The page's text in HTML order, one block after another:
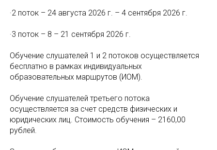
·2 поток – 24 августа 2026 г. – 4 сентября 2026 г.
·3 поток – 8 – 21 сентября 2026 г.
Обучение слушателей 1 и 2 потоков осуществляется
бесплатно в рамках индивидуальных
образовательных маршрутов (ИОМ).
Обучение слушателей третьего потока
осуществляется за счет средств физических и
юридических лиц. Стоимость обучения – 2160,00
рублей.